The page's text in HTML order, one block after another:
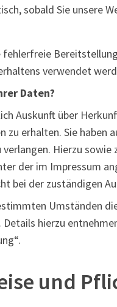
sobald Sie unsere
verwendet
Daten?
Auskunft über
zu erhalten. Sie haben
Hierzu
der im Impressum
bei der zuständigen
Umständen
hierzu
und